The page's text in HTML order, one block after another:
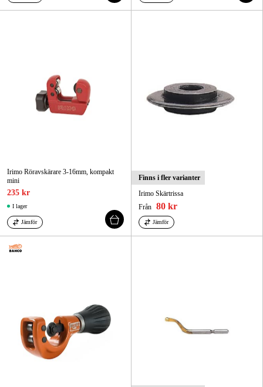
Irimo Röravskärare 3-16mm, kompakt
mini
235 kr
I lager
Jämför
Finns i fler varianter
Irimo Skärtrissa
Från 80 kr
Jämför